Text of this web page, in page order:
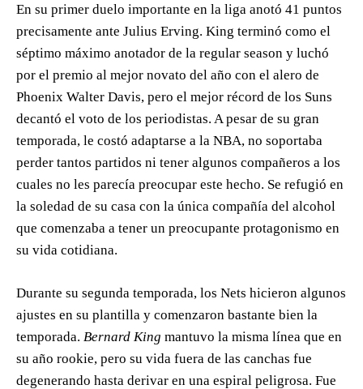
En su primer duelo importante en la liga anotó 41 puntos
precisamente ante Julius Erving. King terminó como el
séptimo máximo anotador de la regular season y luchó
por el premio al mejor novato del año con el alero de
Phoenix Walter Davis, pero el mejor récord de los Suns
decantó el voto de los periodistas. A pesar de su gran
temporada, le costó adaptarse a la NBA, no soportaba
perder tantos partidos ni tener algunos compañeros a los
cuales no les parecía preocupar este hecho. Se refugió en
la soledad de su casa con la única compañía del alcohol
que comenzaba a tener un preocupante protagonismo en
su vida cotidiana.
Durante su segunda temporada, los Nets hicieron algunos
ajustes en su plantilla y comenzaron bastante bien la
temporada. Bernard King mantuvo la misma línea que en
su año rookie, pero su vida fuera de las canchas fue
degenerando hasta derivar en una espiral peligrosa. Fue